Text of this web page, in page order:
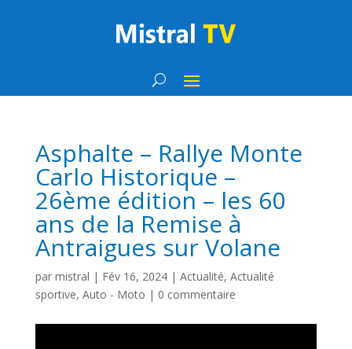
Asphalte – Rallye Monte
Carlo Historique –
26ème édition – les 60
ans de la Remise à
Antraigues sur Volane
par mistral | Fév 16, 2024| Actualité, Actualité
sportive, Auto - Moto | 0 commentaire